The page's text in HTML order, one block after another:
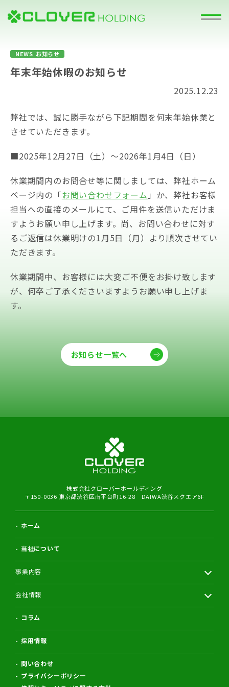
NEWS お知らせ
年末年始休暇のお知らせ
2025.12.23
弊社では、誠に勝手ながら下記期間を何末年始休業と
させていただきます。
■2025年12月27日（土）～2026年1月4日（日）
休業期間内のお問合せ等に関しましては、弊社ホーム
ページ内の「お問い合わせフォーム 」か、弊社お客様
担当への直接のメールにて、ご用件を送信いただけま
すようお願い申し上げます。尚、お問い合わせに対す
るご返信は休業明けの1月5日（月）より順次させてい
ただきます。
休業期間中、お客様には大変ご不便をお掛け致します
が、何卒ご了承くださいますようお願い申し上げま
す。
お知らせ一覧へ
株式会社クローバーホールディング
〒150-0036 東京都渋谷区南平台町16-28 DAIWA渋谷スクエア6F
ホーム
当社について
事業内容
会社情報
コラム
採用情報
問い合わせ
プライバシーポリシー